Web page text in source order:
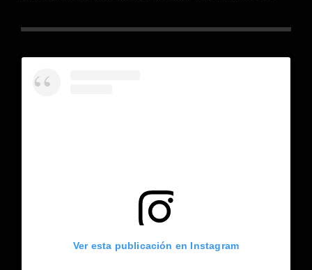
Ver esta publicación en Instagram